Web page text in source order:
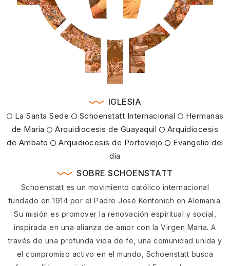
IGLESIA
La Santa Sede Schoenstatt Internacional
Hermanas
de María
Arquidiocesis de Guayaquil
Arquidiocesis
de Ambato
Arquidiocesis de Portoviejo
Evangelio del
día
SOBRE SCHOENSTATT
Schoenstatt es un movimiento católico internacional
fundado en 1914 por el Padre José Kentenich en Alemania.
Su misión es promover la renovación espiritual y social,
inspirada en una alianza de amor con la Virgen María. A
través de una profunda vida de fe, una comunidad unida y
el compromiso activo en el mundo, Schoenstatt busca